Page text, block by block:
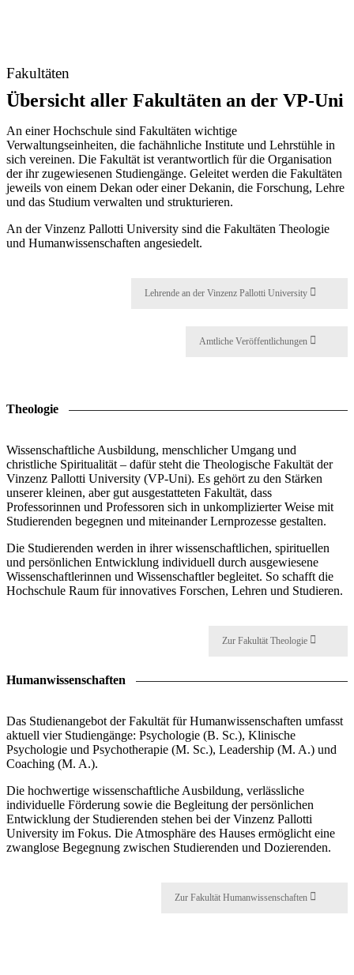
Fakultäten
Übersicht aller Fakultäten an der VP-Uni
An einer Hochschule sind Fakultäten wichtige
Verwaltungseinheiten, die fachähnliche Institute und Lehrstühle in
sich vereinen. Die Fakultät ist verantwortlich für die Organisation
der ihr zugewiesenen Studiengänge. Geleitet werden die Fakultäten
jeweils von einem Dekan oder einer Dekanin, die Forschung, Lehre
und das Studium verwalten und strukturieren.
An der Vinzenz Pallotti University sind die Fakultäten Theologie
und Humanwissenschaften angesiedelt.
Lehrende an der Vinzenz Pallotti University
Amtliche Veröffentlichungen
Theologie
Wissenschaftliche Ausbildung, menschlicher Umgang und
christliche Spiritualität – dafür steht die Theologische Fakultät der
Vinzenz Pallotti University (VP-Uni). Es gehört zu den Stärken
unserer kleinen, aber gut ausgestatteten Fakultät, dass
Professorinnen und Professoren sich in unkomplizierter Weise mit
Studierenden begegnen und miteinander Lernprozesse gestalten.
Die Studierenden werden in ihrer wissenschaftlichen, spirituellen
und persönlichen Entwicklung individuell durch ausgewiesene
Wissenschaftlerinnen und Wissenschaftler begleitet. So schafft die
Hochschule Raum für innovatives Forschen, Lehren und Studieren.
Zur Fakultät Theologie
Humanwissenschaften
Das Studienangebot der Fakultät für Humanwissenschaften umfasst
aktuell vier Studiengänge: Psychologie (B. Sc.), Klinische
Psychologie und Psychotherapie (M. Sc.), Leadership (M. A.) und
Coaching (M. A.).
Die hochwertige wissenschaftliche Ausbildung, verlässliche
individuelle Förderung sowie die Begleitung der persönlichen
Entwicklung der Studierenden stehen bei der Vinzenz Pallotti
University im Fokus. Die Atmosphäre des Hauses ermöglicht eine
zwanglose Begegnung zwischen Studierenden und Dozierenden.
Zur Fakultät Humanwissenschaften